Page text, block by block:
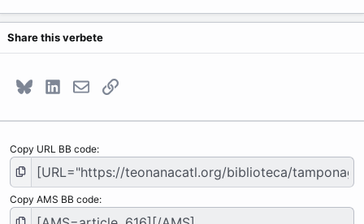
Share this verbete
Bluesky LinkedInE-mailLink
Copy URL BB code
Copy AMS BB code